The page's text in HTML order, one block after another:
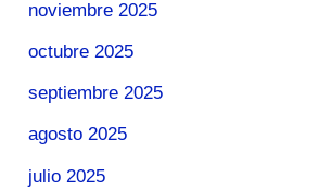
noviembre 2025
octubre 2025
septiembre 2025
agosto 2025
julio 2025